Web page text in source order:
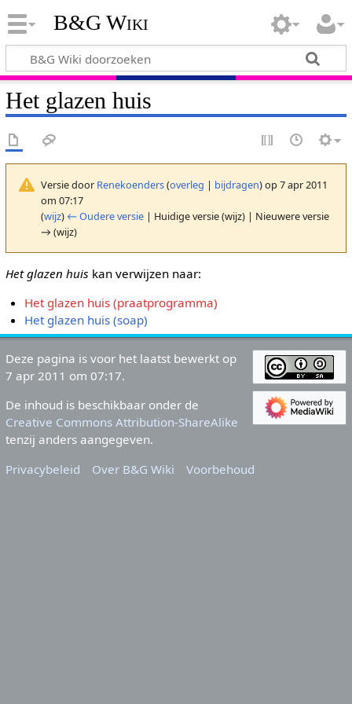
B&G Wiki
Het glazen huis
Versie door Renekoenders(overleg | bijdragen)op 7 apr 2011
om 07:17
(wijz) ← Oudere versie| Huidige versie (wijz) | Nieuwere versie
→ (wijz)
Het glazen huis kan verwijzen naar:
Het glazen huis (praatprogramma)
Het glazen huis (soap)
Deze pagina is voor het laatst bewerkt op
7 apr 2011 om 07:17.
De inhoud is beschikbaar onder de
Creative Commons Attribution-ShareAlike
tenzij anders aangegeven.
Privacybeleid
Over B&G Wiki Voorbehoud